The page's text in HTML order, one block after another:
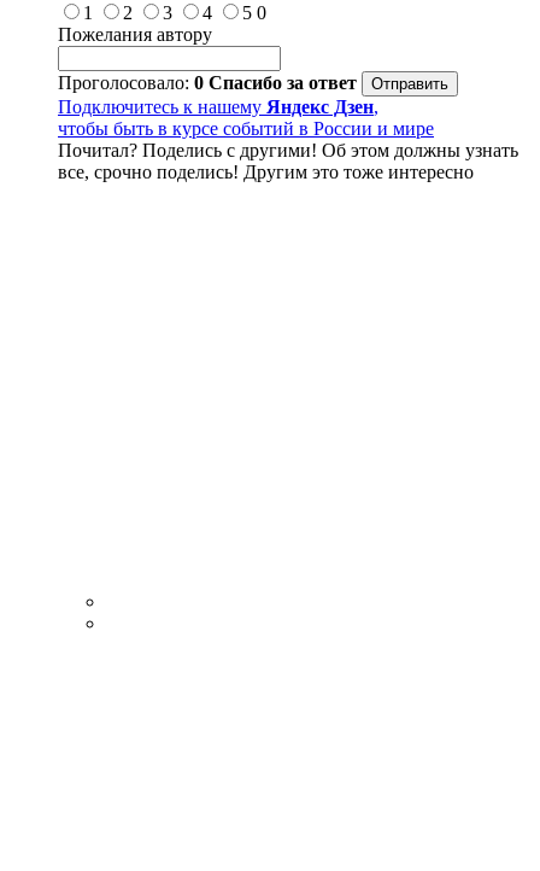
1
2 3 4 5 0
Пожелания автору
Проголосовало: 0 Спасибо за ответ
Подключитесь к нашему Яндекс Дзен,
чтобы быть в курсе событий в России и мире
Почитал? Поделись с другими! Об этом должны узнать
все, срочно поделись! Другим это тоже интересно